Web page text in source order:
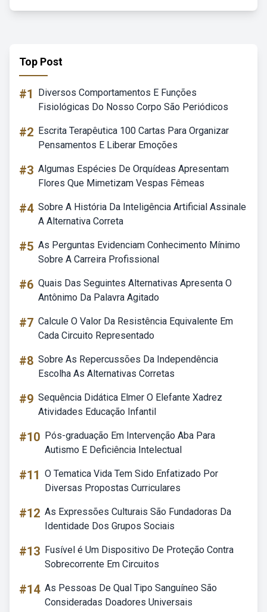
Top Post
#1
Diversos Comportamentos E Funções
Fisiológicas Do Nosso Corpo São Periódicos
#2 Escrita Terapêutica 100 Cartas Para Organizar
Pensamentos E Liberar Emoções
#3 Algumas Espécies De Orquídeas Apresentam
Flores Que Mimetizam Vespas Fêmeas
#4 Sobre A História Da Inteligência Artificial Assinale
A Alternativa Correta
#5 As Perguntas Evidenciam Conhecimento Mínimo
Sobre A Carreira Profissional
#6 Quais Das Seguintes Alternativas Apresenta O
Antônimo Da Palavra Agitado
#7 Calcule O Valor Da Resistência Equivalente Em
Cada Circuito Representado
#8 Sobre As Repercussões Da Independência
Escolha As Alternativas Corretas
#9 Sequência Didática Elmer O Elefante Xadrez
Atividades Educação Infantil
#10 Pós-graduação Em Intervenção Aba Para
Autismo E Deficiência Intelectual
#11 O Tematica Vida Tem Sido Enfatizado Por
Diversas Propostas Curriculares
#12 As Expressões Culturais São Fundadoras Da
Identidade Dos Grupos Sociais
#13 Fusível é Um Dispositivo De Proteção Contra
Sobrecorrente Em Circuitos
#14 As Pessoas De Qual Tipo Sanguíneo São
Consideradas Doadores Universais